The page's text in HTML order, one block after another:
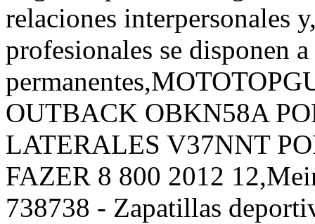
relaciones interpersonales
profesionales se disponen
OUTBACK OBKN58A
LATERALES V37NNT
FAZER 8 800 2012
738738 - Zapatillas